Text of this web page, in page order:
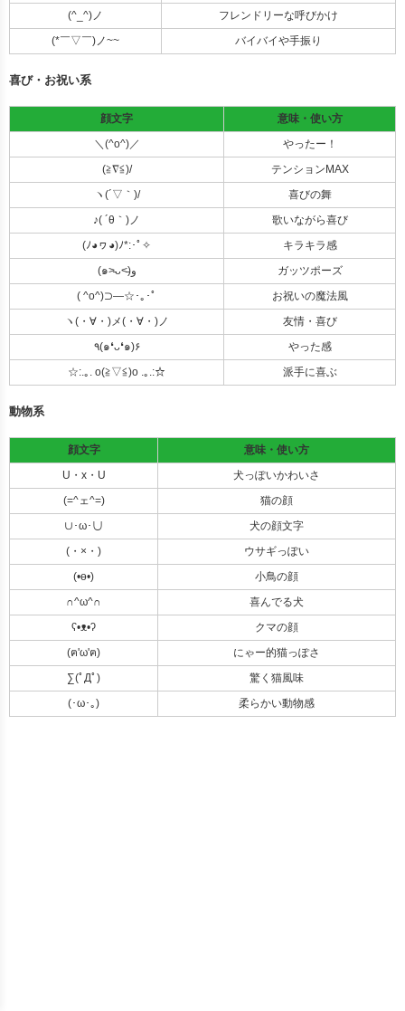
(^_^)ノ
フレンドリーな呼びかけ
(*￣▽￣)ノ~~
バイバイや手振り
喜び・お祝い系
顔文字
意味・使い方
＼(^o^)／
やったー！
(≧∇≦)/
テンションMAX
ヽ(´▽｀)/
喜びの舞
♪( ´θ｀)ノ
歌いながら喜び
(ﾉ◕ヮ◕)ﾉ*:･ﾟ✧
キラキラ感
(๑˃̵ᴗ˂̵)و
ガッツポーズ
( ^o^)⊃―☆･｡･ﾟ
お祝いの魔法風
ヽ(・∀・)メ(・∀・)ノ
友情・喜び
٩(๑❛ᴗ❛๑)۶
やった感
☆:.｡. o(≧▽≦)o .｡.:☆
派手に喜ぶ
動物系
顔文字
意味・使い方
U・x・U
犬っぽいかわいさ
(=^ェ^=)
猫の顔
∪･ω･∪
犬の顔文字
(・×・)
ウサギっぽい
(•ө•)
小鳥の顔
∩^ω^∩
喜んでる犬
ʕ•ᴥ•ʔ
クマの顔
(ฅ'ω'ฅ)
にゃー的猫っぽさ
∑(ﾟДﾟ)
驚く猫風味
(･ω･｡)
柔らかい動物感